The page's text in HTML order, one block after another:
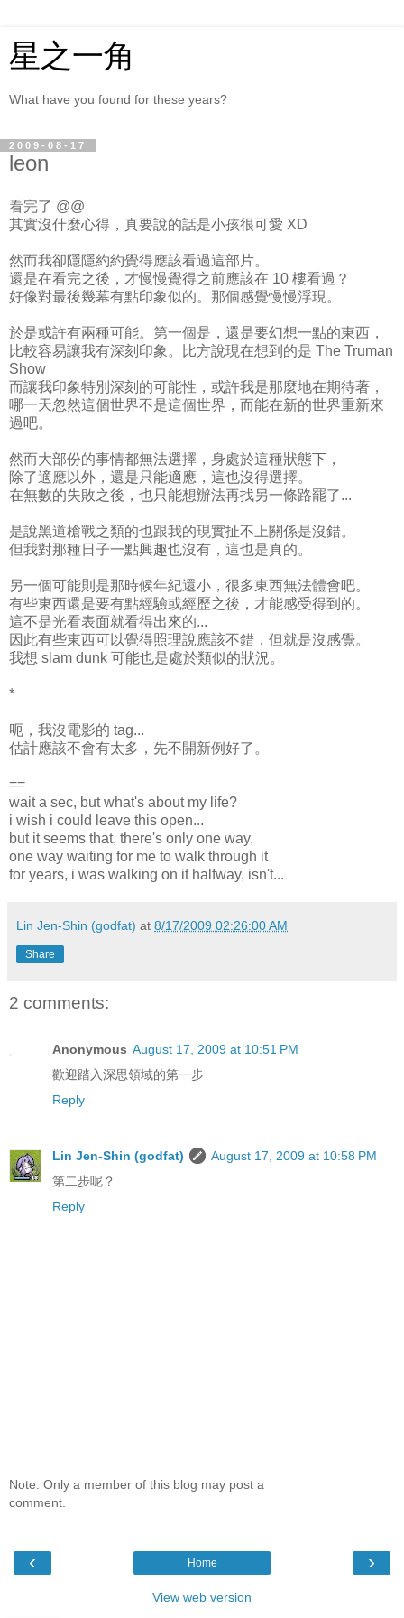
星之一角
What have you found for these years?
2009-08-17
leon
看完了 @@
其實沒什麼心得，真要說的話是小孩很可愛 XD
然而我卻隱隱約約覺得應該看過這部片。
還是在看完之後，才慢慢覺得之前應該在 10 樓看過？
好像對最後幾幕有點印象似的。那個感覺慢慢浮現。
於是或許有兩種可能。第一個是，還是要幻想一點的東西，
比較容易讓我有深刻印象。比方說現在想到的是 The Truman
Show
而讓我印象特別深刻的可能性，或許我是那麼地在期待著，
哪一天忽然這個世界不是這個世界，而能在新的世界重新來
過吧。
然而大部份的事情都無法選擇，身處於這種狀態下，
除了適應以外，還是只能適應，這也沒得選擇。
在無數的失敗之後，也只能想辦法再找另一條路罷了...
是說黑道槍戰之類的也跟我的現實扯不上關係是沒錯。
但我對那種日子一點興趣也沒有，這也是真的。
另一個可能則是那時候年紀還小，很多東西無法體會吧。
有些東西還是要有點經驗或經歷之後，才能感受得到的。
這不是光看表面就看得出來的...
因此有些東西可以覺得照理說應該不錯，但就是沒感覺。
我想 slam dunk 可能也是處於類似的狀況。
*
呃，我沒電影的 tag...
估計應該不會有太多，先不開新例好了。
==
wait a sec, but what's about my life?
i wish i could leave this open...
but it seems that, there's only one way,
one way waiting for me to walk through it
for years, i was walking on it halfway, isn't...
Lin Jen-Shin (godfat) at 8/17/2009 02:26:00 AM
Share
2 comments:
Anonymous August 17, 2009 at 10:51 PM
歡迎踏入深思領域的第一步
Reply
Lin Jen-Shin (godfat)
August 17, 2009 at 10:58 PM
第二步呢？
Reply
Note: Only a member of this blog may post a
comment.
‹ ›
Home
View web version